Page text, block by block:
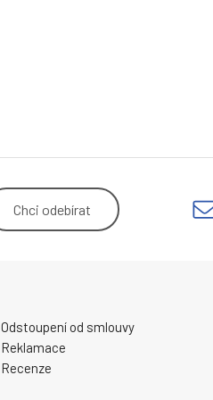
Chci odebírat
Odstoupení od smlouvy
Reklamace
Recenze